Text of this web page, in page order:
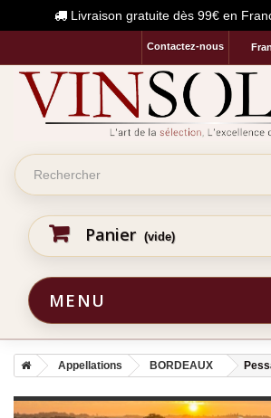
Livraison gratuite dès 99€ en
Contactez-nous
Panier (vide)
MENU
Appellations BORDEAUX